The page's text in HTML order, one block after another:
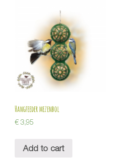
Hangfeeder mezenbol
€ 3,95
Add to cart